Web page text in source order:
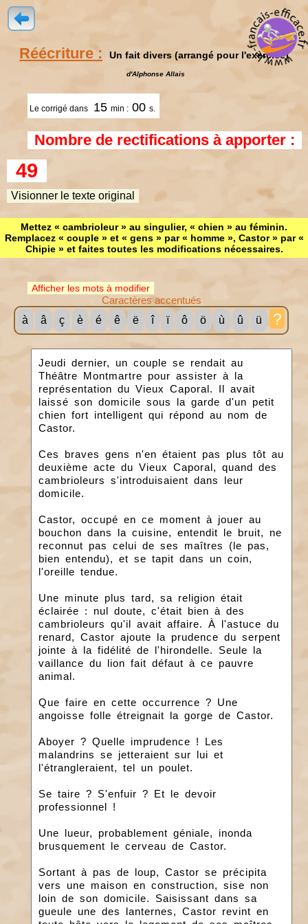
Réécriture : Un fait divers (arrangé pour l'exercice)
d'Alphonse Allais
Le corrigé dans 15 min : 00 s.
Nombre de rectifications à apporter :
49
Visionner le texte original
Mettez « cambrioleur » au singulier, « chien » au féminin.
Remplacez « couple » et « gens » par « homme », Castor » par «
Chipie » et faites toutes les modifications nécessaires.
Afficher les mots à modifier
Caractères accentués
à
â ç è é ê ë î ï ô ö ù û ü ?